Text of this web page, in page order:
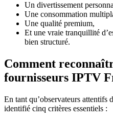
Un divertissement
Une consommation
Une qualité premium,
Et une vraie tranquillité
bien structuré.
Comment
fournisseurs IPTV
En tant qu’observateurs attentifs
identifié cinq critères essentiels :